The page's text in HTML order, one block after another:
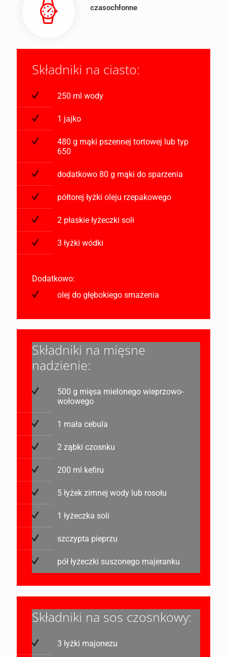
czasochłonne
Składniki na ciasto:
250 ml wody
1 jajko
480 g mąki pszennej tortowej lub typ
650
dodatkowo 80 g mąki do sparzenia
półtorej łyżki oleju rzepakowego
2 płaskie łyżeczki soli
3 łyżki wódki
Dodatkowo:
olej do głębokiego smażenia
Składniki na mięsne
nadzienie:
500 g mięsa mielonego wieprzowo-
wołowego
1 mała cebula
2 ząbki czosnku
200 ml kefiru
5 łyżek zimnej wody lub rosołu
1 łyżeczka soli
szczypta pieprzu
pół łyżeczki suszonego majeranku
Składniki na sos czosnkowy:
3 łyżki majonezu